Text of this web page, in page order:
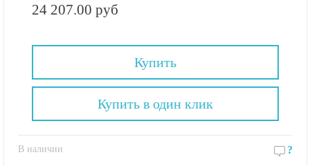
24 207.00 руб
Купить
В наличии ?
Купить в один клик